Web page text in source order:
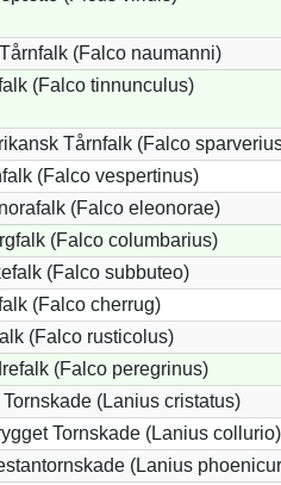
(Falco naumanni)
(Falco tinnunculus)
Tårnfalk (Falco
(Falco vespertinus)
(Falco eleonorae)
(Falco columbarius)
(Falco subbuteo)
(Falco cherrug)
(Falco rusticolus)
(Falco peregrinus)
Tornskade (Lanius cristatus)
Tornskade (Lanius collurio)
(Lanius